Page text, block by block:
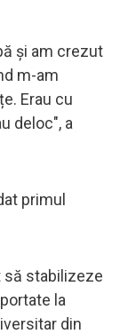
și am crezut
m-am
Erau cu
deloc", a
primul
să stabilizeze
la
din